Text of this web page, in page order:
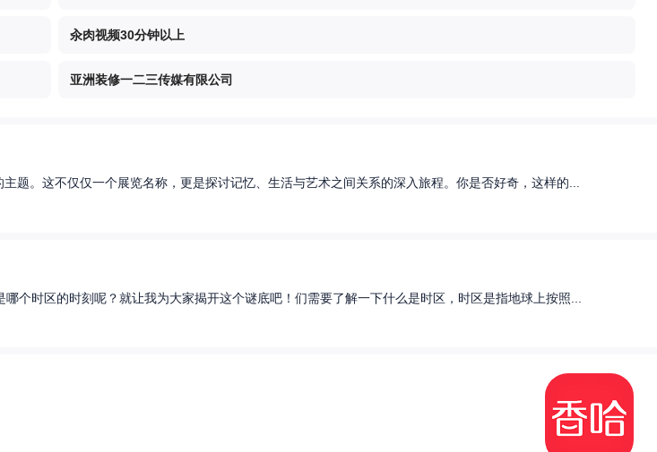
汆肉视频30分钟以上
亚洲装修一二三传媒有限公司
题。这不仅仅一个展览名称，更是探讨记忆、生活与艺术之间关系的深入旅程。你是否好奇，这样的...
个时区的时刻呢？就让我为大家揭开这个谜底吧！们需要了解一下什么是时区，时区是指地球上按照...